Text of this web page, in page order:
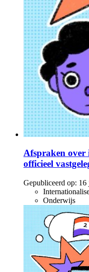
Afspraken over
officieel
Gepubliceerd op: 16
Onderwijs